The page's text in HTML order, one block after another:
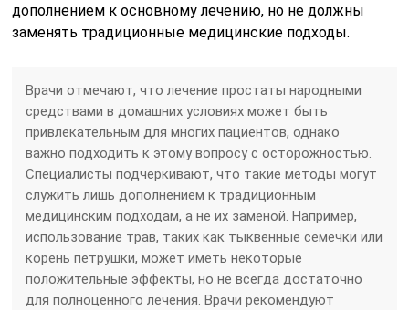
дополнением к основному лечению, но не должны
заменять традиционные медицинские подходы.
Врачи отмечают, что лечение простаты народными
средствами в домашних условиях может быть
привлекательным для многих пациентов, однако
важно подходить к этому вопросу с осторожностью.
Специалисты подчеркивают, что такие методы могут
служить лишь дополнением к традиционным
медицинским подходам, а не их заменой. Например,
использование трав, таких как тыквенные семечки или
корень петрушки, может иметь некоторые
положительные эффекты, но не всегда достаточно
для полноценного лечения. Врачи рекомендуют